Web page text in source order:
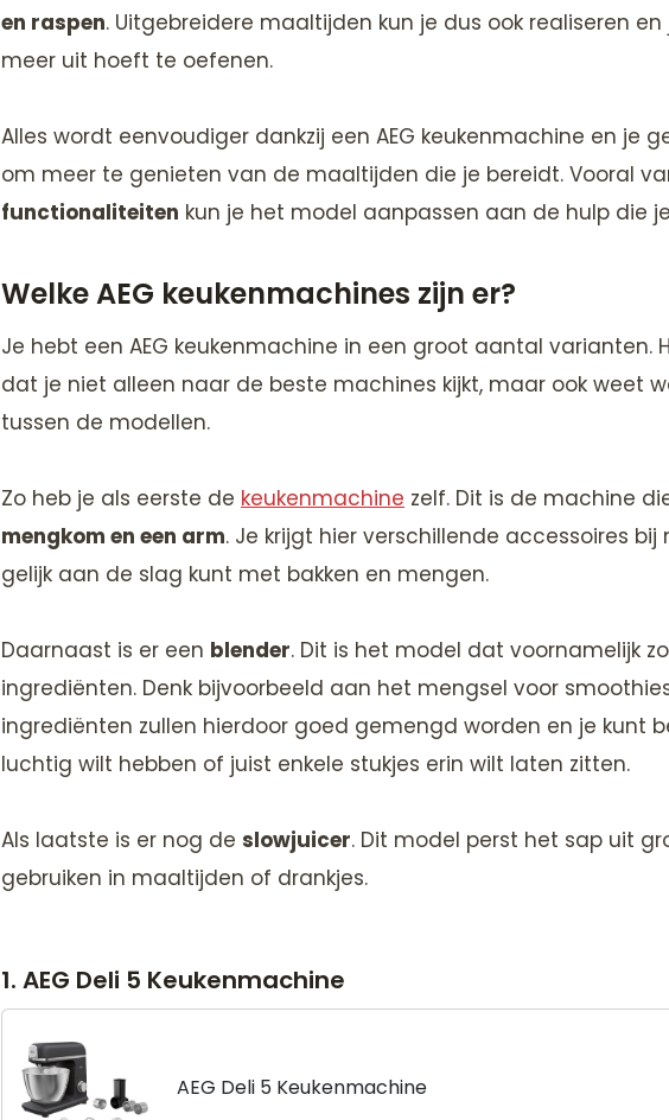
en raspen. Uitgebreidere maaltijden kun je dus ook realiseren
meer uit hoeft te oefenen.
Alles wordt eenvoudiger dankzij een AEG keukenmachine en je
om meer te genieten van de maaltijden die je bereidt. Vooral
functionaliteiten kun je het model aanpassen aan de hulp die
Welke AEG keukenmachines zijn er?
Je hebt een AEG keukenmachine in een groot aantal varianten.
dat je niet alleen naar de beste machines kijkt, maar ook weet
tussen de modellen.
Zo heb je als eerste de keukenmachine zelf. Dit is de machine
mengkom en een arm. Je krijgt hier verschillende accessoires
gelijk aan de slag kunt met bakken en mengen.
Daarnaast is er een blender. Dit is het model dat voornamelijk
ingrediënten. Denk bijvoorbeeld aan het mengsel voor
ingrediënten zullen hierdoor goed gemengd worden en je kunt
luchtig wilt hebben of juist enkele stukjes erin wilt laten zitten.
Als laatste is er nog de slowjuicer. Dit model perst het sap uit
gebruiken in maaltijden of drankjes.
1. AEG Deli 5 Keukenmachine
AEG Deli 5 Keukenmachine